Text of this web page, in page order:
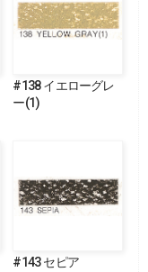
#138 イエローグレ
ー(1)
#143 セピア